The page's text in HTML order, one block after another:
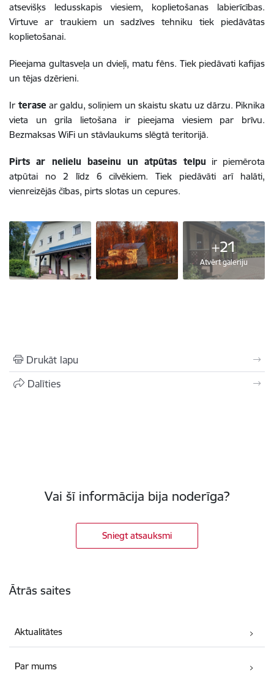
atsevišķs ledusskapis viesiem, koplietošanas labierīcības.
Virtuve ar traukiem un sadzīves tehniku tiek piedāvātas
koplietošanai.
Pieejama gultasveļa un dvieļi, matu fēns. Tiek piedāvati kafijas
un tējas dzērieni.
Ir terase ar galdu, soliņiem un skaistu skatu uz dārzu. Piknika
vieta un grila lietošana ir pieejama viesiem par brīvu.
Bezmaksas WiFi un stāvlaukums slēgtā teritorijā.
Pirts ar nelielu baseinu un atpūtas telpu ir piemērota
atpūtai no 2 līdz 6 cilvēkiem. Tiek piedāvāti arī halāti,
vienreizējās čības, pirts slotas un cepures.
+21
Atvērt galeriju
Drukāt lapu
Dalīties
Vai šī informācija bija noderīga?
Sniegt atsauksmi
Ātrās saites
Aktualitātes
Par mums